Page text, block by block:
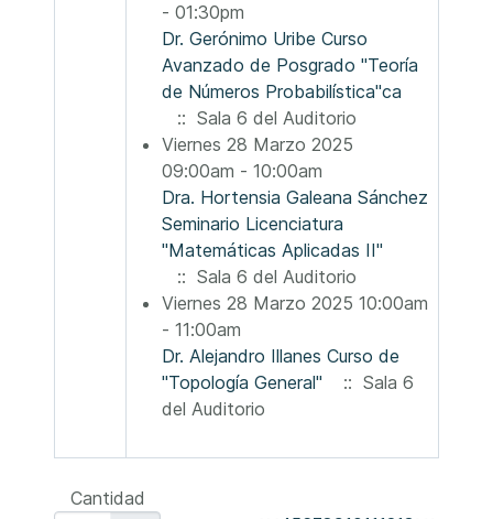
- 01:30pm
Dr. Gerónimo Uribe Curso
Avanzado de Posgrado "Teoría
de Números Probabilística"ca
:: Sala 6 del Auditorio
Viernes 28 Marzo 2025
09:00am - 10:00am
Dra. Hortensia Galeana Sánchez
Seminario Licenciatura
"Matemáticas Aplicadas II"
:: Sala 6 del Auditorio
Viernes 28 Marzo 2025 10:00am
- 11:00am
Dr. Alejandro Illanes Curso de
"Topología General"
:: Sala 6
del Auditorio
Lista de límites de paginación
Cantidad